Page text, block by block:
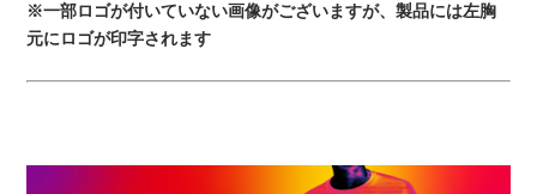
※一部ロゴが付いていない画像がございますが、製品には左胸
元にロゴが印字されます